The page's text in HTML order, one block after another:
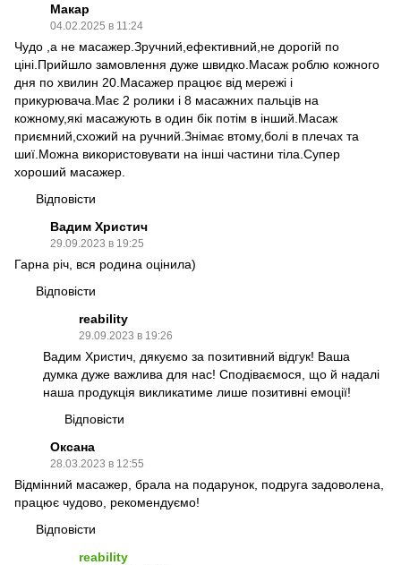
Макар
04.02.2025 в 11:24
Чудо ,а не масажер.Зручний,ефективний,не дорогій по
ціні.Прийшло замовлення дуже швидко.Масаж роблю кожного
дня по хвилин 20.Масажер працює від мережі і
прикурювача.Має 2 ролики і 8 масажних пальців на
кожному,які масажують в один бік потім в інший.Масаж
приємний,схожий на ручний.Знімає втому,болі в плечах та
шиї.Можна використовувати на інші частини тіла.Супер
хороший масажер.
Відповісти
Вадим Христич
29.09.2023 в 19:25
Гарна річ, вся родина оцінила)
Відповісти
reability
29.09.2023 в 19:26
Вадим Христич, дякуємо за позитивний відгук! Ваша
думка дуже важлива для нас! Сподіваємося, що й надалі
наша продукція викликатиме лише позитивні емоції!
Відповісти
Оксана
28.03.2023 в 12:55
Відмінний масажер, брала на подарунок, подруга задоволена,
працює чудово, рекомендуємо!
Відповісти
reability